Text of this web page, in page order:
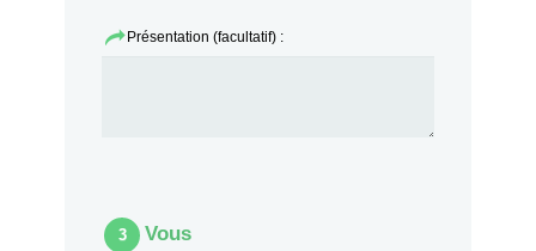
Présentation (facultatif) :
3 Vous